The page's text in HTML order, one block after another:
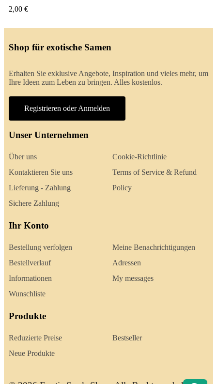
2,00 €
Shop für exotische Samen
Erhalten Sie exklusive Angebote, Inspiration und vieles mehr, um
Ihre Ideen zum Leben zu bringen. Alles kostenlos.
Registrieren oder Anmelden
Unser Unternehmen
Über uns
Kontaktieren Sie uns
Lieferung - Zahlung
Sichere Zahlung
Cookie-Richtlinie
Terms of Service & Refund
Policy
Ihr Konto
Bestellung verfolgen
Bestellverlauf
Informationen
Wunschliste
Meine Benachrichtigungen
Adressen
My messages
Produkte
Reduzierte Preise
Neue Produkte
Bestseller